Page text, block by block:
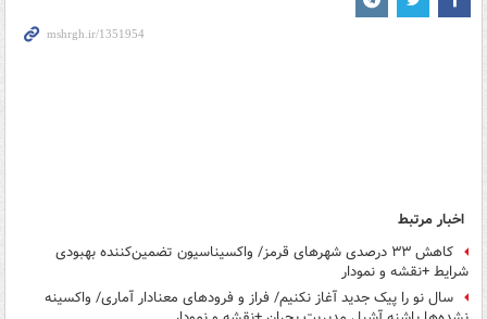
اخبار مرتبط
کاهش ۳۳ درصدی شهرهای قرمز/ واکسیناسیون تضمین‌کننده بهبودی
شرایط +نقشه و نمودار
سال نو را پیک جدید آغاز نکنیم/ فراز و فرودهای معنادار آماری/ واکسینه